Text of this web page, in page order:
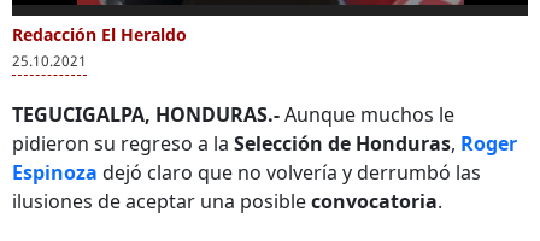
0
of
1
minute,
Más Videos
Lanzamiento de
precandidatura de
Maribel Espinoza:
"No más delitos
Redacción El Heraldo
25.10.2021
TEGUCIGALPA, HONDURAS.-Aunque muchos le
pidieron su regreso a la Selección de Honduras, Roger
Espinoza dejó claro que no volvería y derrumbó las
ilusiones de aceptar una posibleconvocatoria.